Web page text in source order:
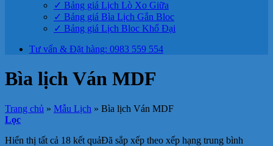
✓ Bảng giá Lịch Lò Xo Giữa
✓ Bảng giá Bìa Lịch Gắn Bloc
✓ Bảng giá Lịch Bloc Khổ Đại
Tư vấn & Đặt hàng: 0983 559 554
Bìa lịch Ván MDF
Trang chủ » Mẫu Lịch » Bìa lịch Ván MDF
Lọc
Hiển thị tất cả 18 kết quảĐã sắp xếp theo xếp hạng trung bình